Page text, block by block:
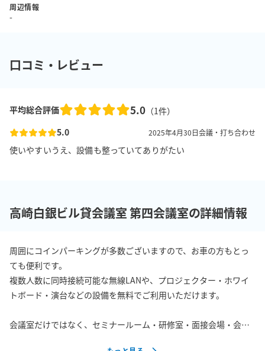
周辺情報
-
口コミ・レビュー
平均総合評価 5.0（1件）
5.0
2025年4月30日会議・打ち合わせ
使いやすいうえ、設備も整っていてありがたい
高崎白銀ビル貸会議室 第四会議室の詳細情報
周囲にコインパーキングが多数ございますので、お車の方もとっ
ても便利です。
複数人数に同時接続可能な無線LANや、プロジェクター・ホワイ
トボード・演台などの設備を無料でご利用いただけます。
会議室だけではなく、セミナールーム・研修室・面接会場・会社